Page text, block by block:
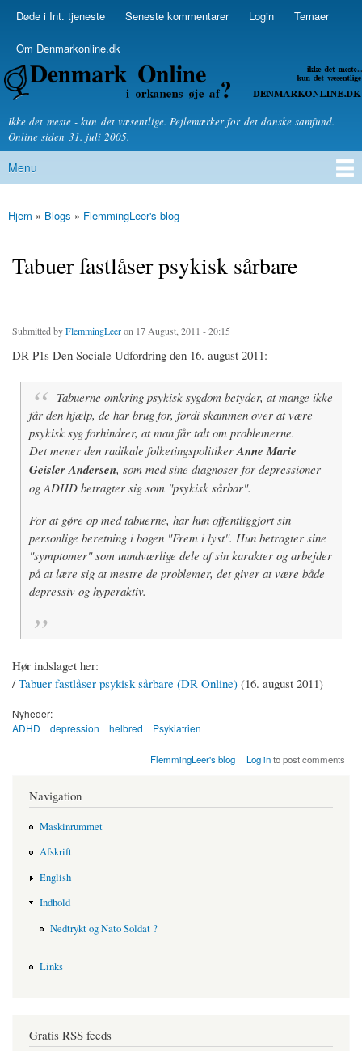
Skip to
Secondary menu
Døde i Int. tjeneste Seneste kommentarer Login Temaer
Om Denmarkonline.dk
Denmarkonline.dk - blognyheder om politik
Ikke det meste - kun det væsentlige. Pejlemærker for det danske samfund.
Online siden 31. juli 2005.
Main menu
Menu
You are here
Hjem » Blogs » FlemmingLeer's blog
Tabuer fastlåser psykisk sårbare
Submitted byFlemmingLeeron 17 August, 2011 - 20:15
DR P1s Den Sociale Udfordring den 16. august 2011:
Tabuerne omkring psykisk sygdom betyder, at mange ikke
får den hjælp, de har brug for, fordi skammen over at være
psykisk syg forhindrer, at man får talt om problemerne.
Det mener den radikale folketingspolitikerAnne Marie
Geisler Andersen, som med sine diagnoser for depressioner
og ADHD betragter sig som "psykisk sårbar".
For at gøre op med tabuerne, har hun offentliggjort sin
personlige beretning i bogen "Frem i lyst". Hun betragter sine
"symptomer" som uundværlige dele af sin karakter og arbejder
på at lære sig at mestre de problemer, det giver at være både
depressiv og hyperaktiv.
Hør indslaget her:
/Tabuer fastlåser psykisk sårbare (DR Online) (16. august 2011)
Nyheder:
ADHD
depression helbred Psykiatrien
FlemmingLeer's blog Log into post comments
Navigation
Maskinrummet
Afskrift
English
Indhold
Nedtrykt og Nato Soldat ?
Links
Gratis RSS feeds